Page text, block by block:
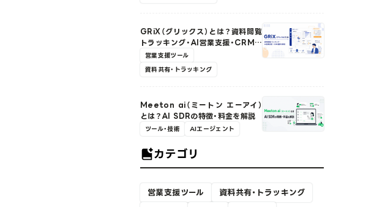
GRiX（グリックス）とは？資料閲覧
トラッキング・AI営業支援・CRM連
携の特徴を解説
営業支援ツール
資料共有・トラッキング
Meeton ai（ミートン エーアイ）
とは？AI SDRの特徴・料金を解説
ツール・技術 AIエージェント
カテゴリ
営業支援ツール 資料共有・トラッキング